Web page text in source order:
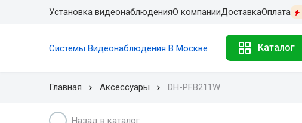
Установка видеонаблюденияО компанииДоставкаОплата
Системы Видеонаблюдения В Москве Каталог
Главная Аксессуары DH-PFB211W
Назад в каталог